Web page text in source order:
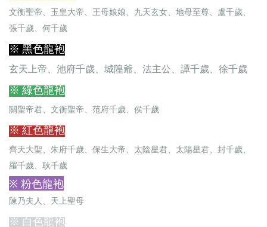
文衡聖帝、玉皇大帝、王母娘娘、九天玄女、地母至尊、盧千歲、
張千歲、何千歲
※ 黑色龍袍
玄天上帝、池府千歲、城隍爺、法主公、譚千歲、徐千歲
※ 綠色龍袍
關聖帝君、文衡聖帝、范府千歲、侯千歲
※ 紅色龍袍
齊天大聖、朱府千歲、保生大帝、太陰星君、太陽星君、封千歲、
羅千歲、耿千歲
※ 粉色龍袍
陳乃夫人、天上聖母
※ 白色龍袍